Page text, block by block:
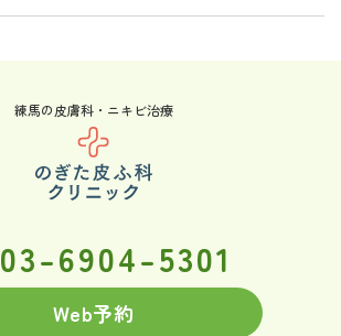
練馬の皮膚科・ニキビ治療
03-6904-5301
Web予約